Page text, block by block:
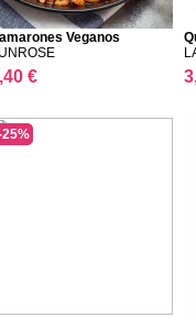
Veganos
€
25%